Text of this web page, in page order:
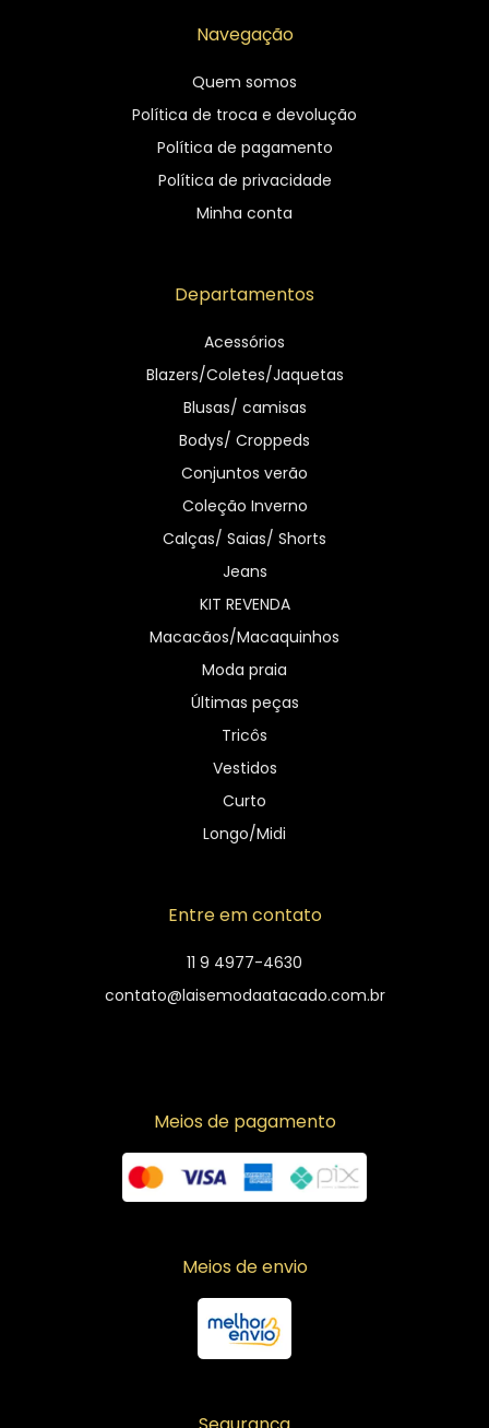
Navegação
Quem somos
Política de troca e devolução
Política de pagamento
Política de privacidade
Minha conta
Departamentos
Acessórios
Blazers/Coletes/Jaquetas
Blusas/ camisas
Bodys/ Croppeds
Conjuntos verão
Coleção Inverno
Calças/ Saias/ Shorts
Jeans
KIT REVENDA
Macacãos/Macaquinhos
Moda praia
Últimas peças
Tricôs
Vestidos
Curto
Longo/Midi
Entre em contato
11 9 4977-4630
contato@laisemodaatacado.com.br
Meios de pagamento
Meios de envio